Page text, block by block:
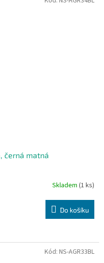
černá matná
Skladem (1 ks)
Do košíku
Kód: NS-AGR33BL